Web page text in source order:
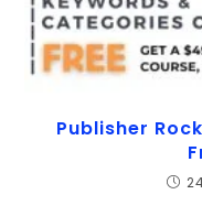
Publisher